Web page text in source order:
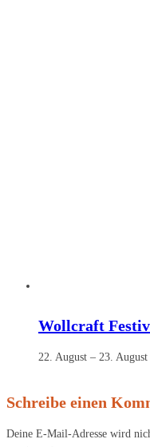
Wollcraft
22. August – 23. August
Schreibe einen
Deine E-Mail-Adresse wird